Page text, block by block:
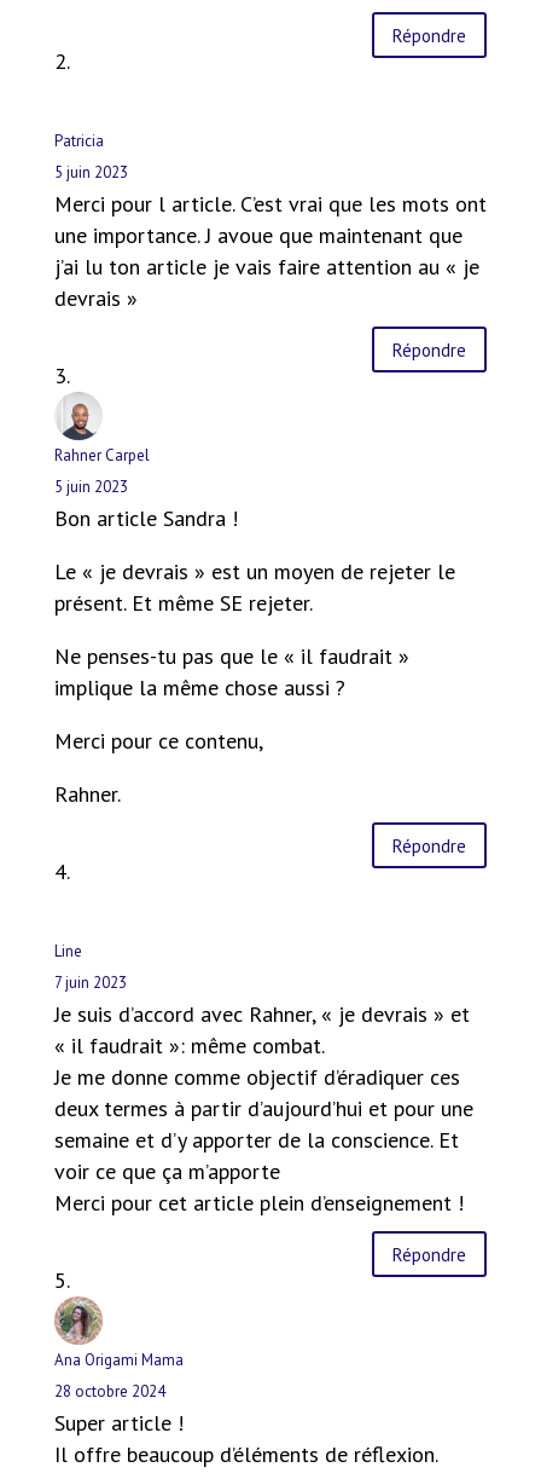
Répondre
Patricia
5 juin 2023
Merci pour l article. C’est vrai que les mots ont
une importance. J avoue que maintenant que
j’ai lu ton article je vais faire attention au « je
devrais »
Répondre
Rahner Carpel
5 juin 2023
Bon article Sandra !
Le « je devrais » est un moyen de rejeter le
présent. Et même SE rejeter.
Ne penses-tu pas que le « il faudrait »
implique la même chose aussi ?
Merci pour ce contenu,
Rahner.
Répondre
Line
7 juin 2023
Je suis d’accord avec Rahner, « je devrais » et
« il faudrait »: même combat.
Je me donne comme objectif d’éradiquer ces
deux termes à partir d’aujourd’hui et pour une
semaine et d’y apporter de la conscience. Et
voir ce que ça m’apporte
Merci pour cet article plein d’enseignement !
Répondre
Ana Origami Mama
28 octobre 2024
Super article !
Il offre beaucoup d’éléments de réflexion.